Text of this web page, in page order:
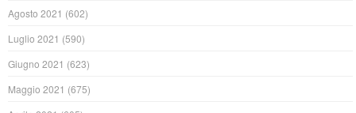
Agosto 2021 (602)
Luglio 2021 (590)
Giugno 2021 (623)
Maggio 2021 (675)